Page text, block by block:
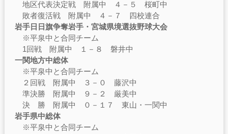
地区代表決定戦 附属中 ４－５ 桜町中
敗者復活戦 附属中 ４－７ 四校連合
岩手日日旗争奪岩手・宮城県境選抜野球大会
※平泉中と合同チーム
1回戦 附属中 １－８ 磐井中
一関地方中総体
※平泉中と合同チーム
２回戦 附属中 ３－０ 藤沢中
準決勝 附属中 ９－２ 厳美中
決 勝 附属中 ０－１７ 東山・一関中
岩手県中総体
※平泉中と合同チーム